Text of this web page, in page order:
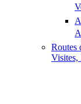
Routes
Visites,